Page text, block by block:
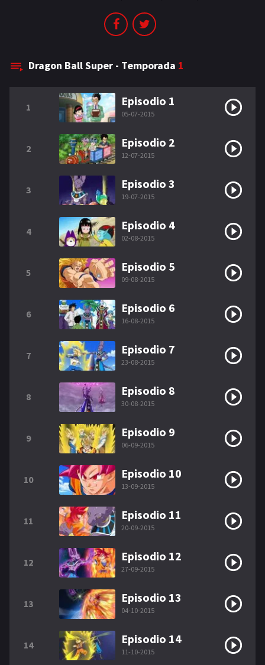
Dragon Ball Super - Temporada 1
1 Episodio 1
05-07-2015
2 Episodio 2
12-07-2015
3 Episodio 3
19-07-2015
4 Episodio 4
02-08-2015
5 Episodio 5
09-08-2015
6 Episodio 6
16-08-2015
7 Episodio 7
23-08-2015
8 Episodio 8
30-08-2015
9 Episodio 9
06-09-2015
10 Episodio 10
13-09-2015
11 Episodio 11
20-09-2015
12 Episodio 12
27-09-2015
13 Episodio 13
04-10-2015
14 Episodio 14
11-10-2015